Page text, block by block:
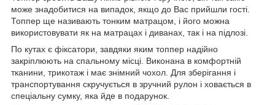
може знадобитися на випадок, якщо до Вас прийшли гості.
Топпер ще називають тонким матрацом, і його можна
використовувати як на матрацах і диванах, так і на підлозі.
По кутах є фіксатори, завдяки яким топпер надійно
закріплюють на спальному місці. Виконана в комфортній
тканини, трикотаж і має знімний чохол. Для зберігання і
транспортування скручується в зручний рулон і ховається в
спеціальну сумку, яка йде в подарунок.